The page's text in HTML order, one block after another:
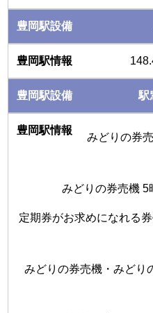
駅
みどりの券
みどりの券売機 5
定期券がお求めになれる
みどりの券売機・みど